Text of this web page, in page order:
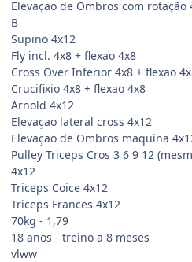
Elevaçao de Ombros com rotação
B
Supino 4x12
Fly incl. 4x8 + flexao 4x8
Cross Over Inferior 4x8 + flexao
Crucifixio 4x8 + flexao 4x8
Arnold 4x12
Elevaçao lateral cross 4x12
Elevaçao de Ombros maquina
Pulley Triceps Cros 3 6 9 12
4x12
Triceps Coice 4x12
Triceps Frances 4x12
70kg - 1,79
18 anos - treino a 8 meses
vlww